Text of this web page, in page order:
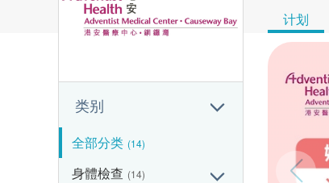
类别
全部分类 (14)
身體檢查 (14)
计划